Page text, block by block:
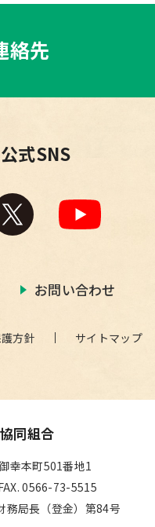
絡先
式SNS
お問い合わせ
方針 サイトマップ
同組合
幸本町501番地1
0566-73-5515
局長（登金）第84号